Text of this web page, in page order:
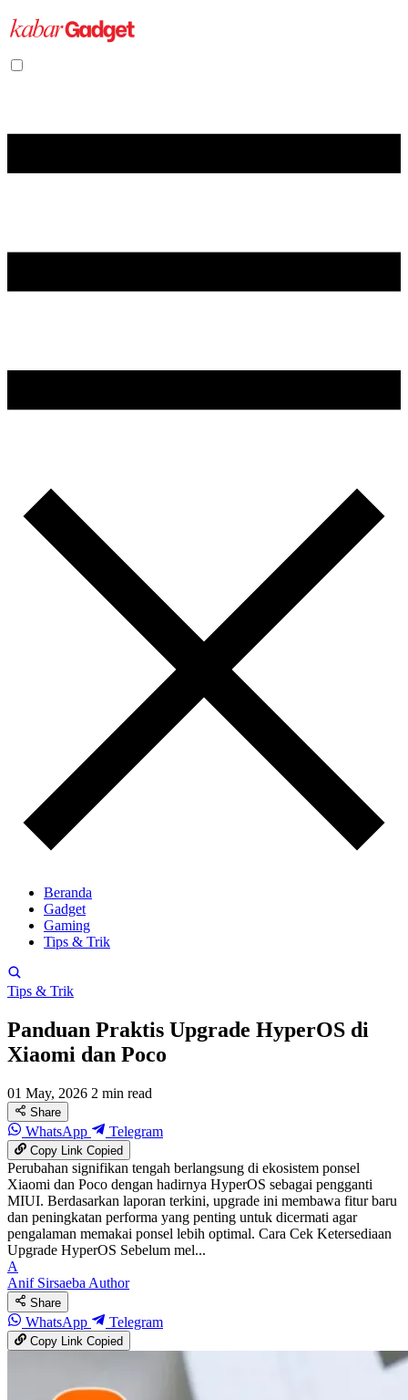
Beranda
Gadget
Gaming
Tips & Trik
Tips & Trik
Panduan Praktis Upgrade HyperOS di
Xiaomi dan Poco
01 May, 2026 2 min read
Share
WhatsApp Telegram
Copy LinkCopied
Perubahan signifikan tengah berlangsung di ekosistem ponsel
Xiaomi dan Poco dengan hadirnya HyperOS sebagai pengganti
MIUI. Berdasarkan laporan terkini, upgrade ini membawa fitur baru
dan peningkatan performa yang penting untuk dicermati agar
pengalaman memakai ponsel lebih optimal. Cara Cek Ketersediaan
Upgrade HyperOS Sebelum mel...
A
Anif SirsaebaAuthor
Share
WhatsApp Telegram
Copy LinkCopied